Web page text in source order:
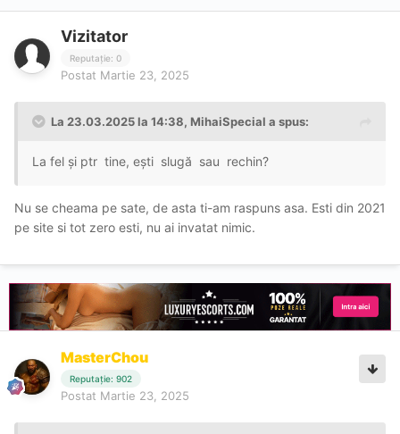
Vizitator
Reputație: 0
Postat Martie 23, 2025
La 23.03.2025 la 14:38, MihaiSpecial a spus:
La fel și ptr tine, ești slugă sau rechin?
Nu se cheama pe sate, de asta ti-am raspuns asa. Esti din 2021
pe site si tot zero esti, nu ai invatat nimic.
MasterChou
Reputație: 902
Postat Martie 23, 2025